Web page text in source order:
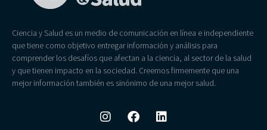
Ciencia y Salud es un medio de comunicación en línea e independiente
que tiene como objetivo entregar información y análisis para
comprender los desafíos que afectan a la ciencia, al sector de la salud
y que tienen impacto en la sociedad. Creemos firmemente que una
mejor información también es sinónimo de una mejor salud.